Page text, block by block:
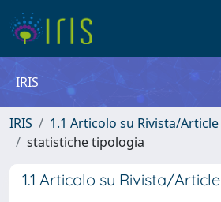
IRIS
IRIS
1.1 Articolo su Rivista/Article
statistiche tipologia
1.1 Articolo su Rivista/Article